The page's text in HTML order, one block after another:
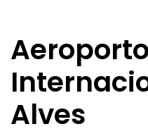
Aeroporto
Alves